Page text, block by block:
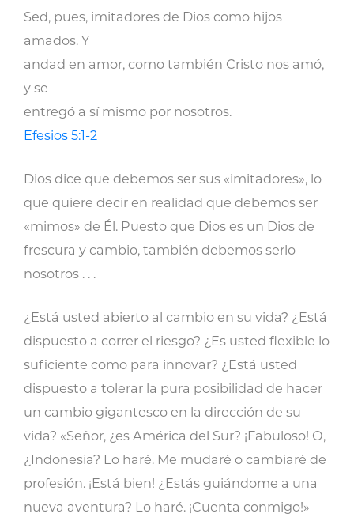
Sed, pues, imitadores de Dios como hijos
amados. Y
andad en amor, como también Cristo nos amó,
y se
entregó a sí mismo por nosotros.
Efesios 5:1-2
Dios dice que debemos ser sus «imitadores», lo
que quiere decir en realidad que debemos ser
«mimos» de Él. Puesto que Dios es un Dios de
frescura y cambio, también debemos serlo
nosotros . . .
¿Está usted abierto al cambio en su vida? ¿Está
dispuesto a correr el riesgo? ¿Es usted flexible lo
suficiente como para innovar? ¿Está usted
dispuesto a tolerar la pura posibilidad de hacer
un cambio gigantesco en la dirección de su
vida? «Señor, ¿es América del Sur? ¡Fabuloso! O,
¿Indonesia? Lo haré. Me mudaré o cambiaré de
profesión. ¡Está bien! ¿Estás guiándome a una
nueva aventura? Lo haré. ¡Cuenta conmigo!»